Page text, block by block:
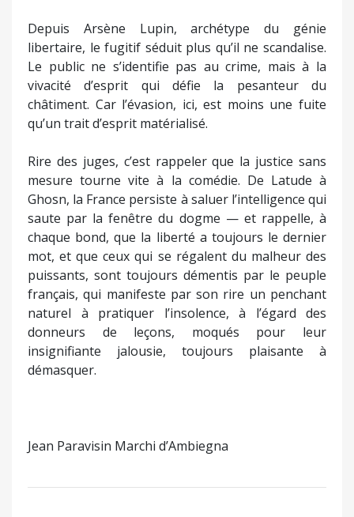
Depuis Arsène Lupin, archétype du génie
libertaire, le fugitif séduit plus qu’il ne scandalise.
Le public ne s’identifie pas au crime, mais à la
vivacité d’esprit qui défie la pesanteur du
châtiment. Car l’évasion, ici, est moins une fuite
qu’un trait d’esprit matérialisé.
Rire des juges, c’est rappeler que la justice sans
mesure tourne vite à la comédie. De Latude à
Ghosn, la France persiste à saluer l’intelligence qui
saute par la fenêtre du dogme — et rappelle, à
chaque bond, que la liberté a toujours le dernier
mot, et que ceux qui se régalent du malheur des
puissants, sont toujours démentis par le peuple
français, qui manifeste par son rire un penchant
naturel à pratiquer l’insolence, à l’égard des
donneurs de leçons, moqués pour leur
insignifiante jalousie, toujours plaisante à
démasquer.
Jean Paravisin Marchi d’Ambiegna